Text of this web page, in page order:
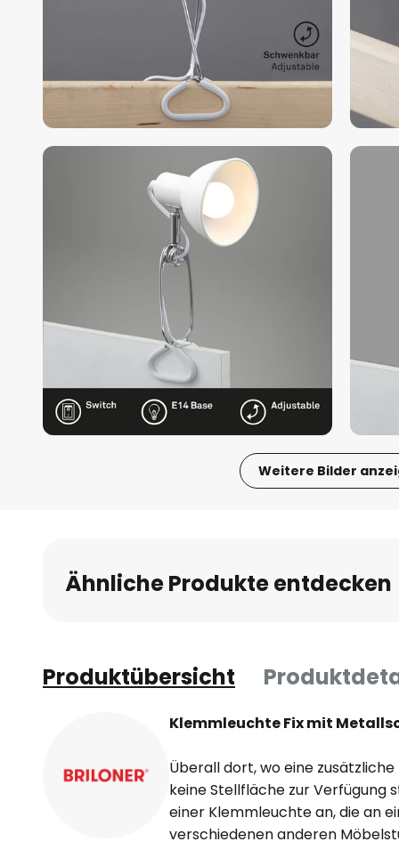
Weitere Bilder
Bildgalerie
springen
Ähnliche Produkte entdecken
Produktübersicht
Klemmleuchte Fix mit
Überall dort, wo eine
keine Stellfläche zur Verfügung
einer Klemmleuchte an, die an
verschiedenen anderen